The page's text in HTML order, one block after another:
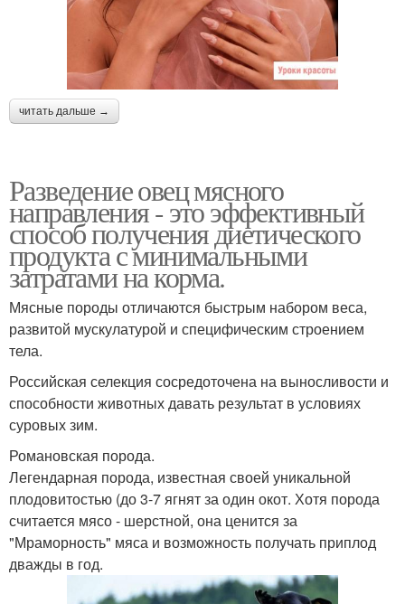
читать дальше →
Разведение овец мясного
направления - это эффективный
способ получения диетического
продукта с минимальными
затратами на корма.
Мясные породы отличаются быстрым набором веса,
развитой мускулатурой и специфическим строением
тела.
Российская селекция сосредоточена на выносливости и
способности животных давать результат в условиях
суровых зим.
Романовская порода.
Легендарная порода, известная своей уникальной
плодовитостью (до 3-7 ягнят за один окот. Хотя порода
считается мясо - шерстной, она ценится за
"Мраморность" мяса и возможность получать приплод
дважды в год.